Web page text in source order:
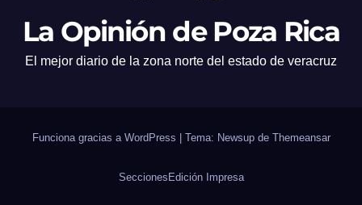
La Opinión de Poza Rica
El mejor diario de la zona norte del estado de veracruz
Funciona gracias a WordPress Tema: Newsup de Themeansar
Secciones Edición Impresa